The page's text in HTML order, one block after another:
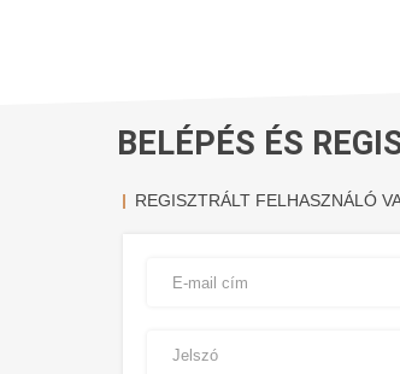
BELÉPÉS ÉS
REGISZTRÁLT FELHASZNÁLÓ